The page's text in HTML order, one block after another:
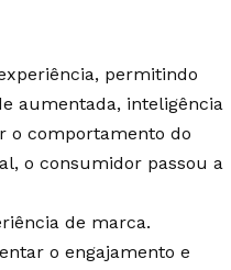
permitindo
aumentada, inteligência
o comportamento do
o consumidor passou a
de marca.
o engajamento e